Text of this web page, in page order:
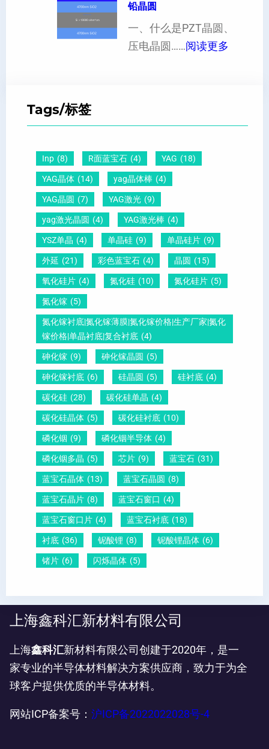
薄
硅
）
响
或
者
因
？
给
你
说
明
晶
向
晶
向
1
1
0
怎
？
铅晶圆
一、什么是PZT晶圆、
压电晶圆……阅读更多
晶
Tags/标签
Inp (8) R面蓝宝石 (4) YAG (18)
YAG晶体 (14) yag晶体棒 (4)
YAG晶圆 (7) YAG激光 (9)
yag激光晶圆 (4) YAG激光棒 (4)
YSZ单晶 (4) 单晶硅 (9) 单晶硅片 (9)
外延 (21) 彩色蓝宝石 (4) 晶圆 (15)
氧化硅片 (4) 氮化硅 (10) 氮化硅片 (5)
氮化镓 (5)
氮化镓衬底|氮化镓薄膜|氮化镓价格|生产厂家|氮化
镓价格|单晶衬底|复合衬底 (4)
砷化镓 (9) 砷化镓晶圆 (5)
砷化镓衬底 (6) 硅晶圆 (5) 硅衬底 (4)
碳化硅 (28) 碳化硅单晶 (4)
碳化硅晶体 (5) 碳化硅衬底 (10)
磷化铟 (9) 磷化铟半导体 (4)
磷化铟多晶 (5) 芯片 (9) 蓝宝石 (31)
蓝宝石晶体 (13) 蓝宝石晶圆 (8)
蓝宝石晶片 (8) 蓝宝石窗口 (4)
蓝宝石窗口片 (4) 蓝宝石衬底 (18)
衬底 (36) 铌酸锂 (8) 铌酸锂晶体 (6)
锗片 (6) 闪烁晶体 (5)
上海鑫科汇新材料有限公司
上海鑫科汇新材料有限公司创建于2020年，是一
家专业的半导体材料解决方案供应商，致力于为全
球客户提供优质的半导体材料。
网站ICP备案号： 沪ICP备2022022028号-4